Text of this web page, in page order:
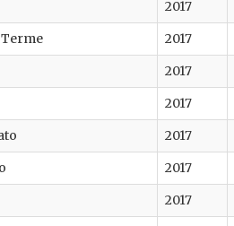
2017
Terme 2017
2017
2017
2017
2017
2017